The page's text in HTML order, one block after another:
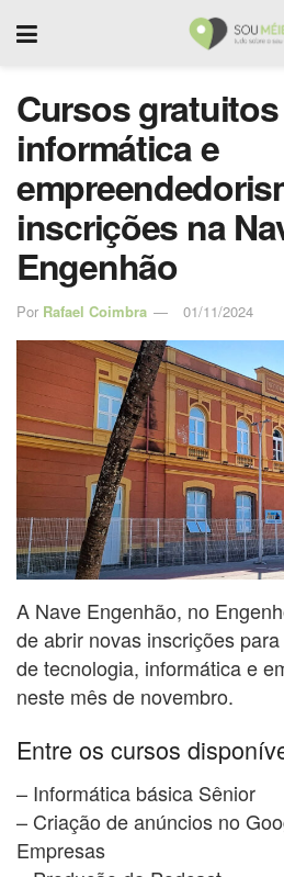
Cursos
informática e
inscrições na
Engenhão
Por Rafael Coimbra 01/11/2024
A Nave Engenhão, no
de abrir novas inscrições
de tecnologia, informática e
neste mês de novembro.
Entre os cursos
– Informática básica Sênior
– Criação de anúncios no
Empresas